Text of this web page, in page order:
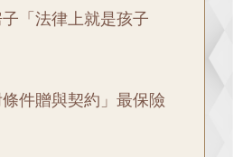
「法律上就是孩子
件贈與契約」最保險